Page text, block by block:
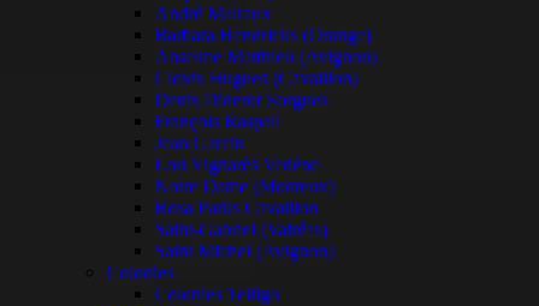
André Malraux
Barbara Hendricks (Orange)
Anselme Matthieu (Avignon)
Clovis Hugues (Cavaillon)
Denis Diderot Sorgues
François Raspail
Jean Garcin
Lou Vignarès Vedène
Notre Dame (Monteux)
Rosa Parks Cavaillon
Saint-Gabriel (Valréas)
Saint Michel (Avignon)
Colonies
Colonies Telligo